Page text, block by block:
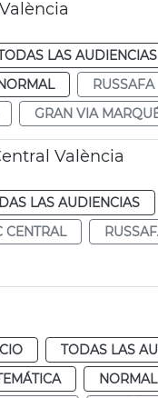
LAS AUDIENCIAS
RUSSAFA
GRAN VIA
València
LAS AUDIENCIAS
CENTRAL
TODAS LAS
NORMAL